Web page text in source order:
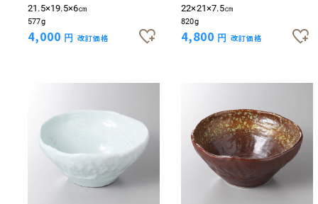
21.5×19.5×6㎝
577g
4,000 円 改訂価格
22×21×7.5㎝
820g
4,800 円 改訂価格